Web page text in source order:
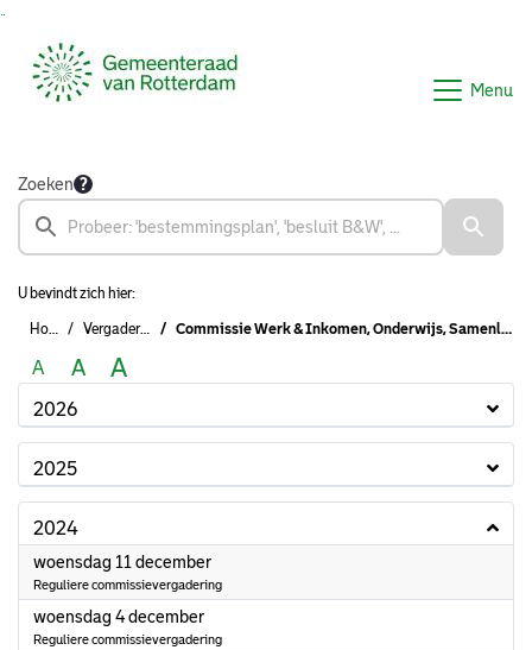
Menu
Zoeken
U bevindt zich hier:
Home Vergaderingen Commissie Werk & Inkomen, Onderwijs, Samenleven, Schuldhulpverlening & Armoedebestrijding, NPRZ
A A A
2026
2025
2024
woensdag 11 december2024
Reguliere commissievergadering
woensdag 4 december2024
Reguliere commissievergadering